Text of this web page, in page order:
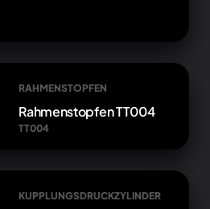
RAHMENSTOPFEN
Rahmenstopfen TT004
TT004
KUPPLUNGSDRUCKZYLINDER